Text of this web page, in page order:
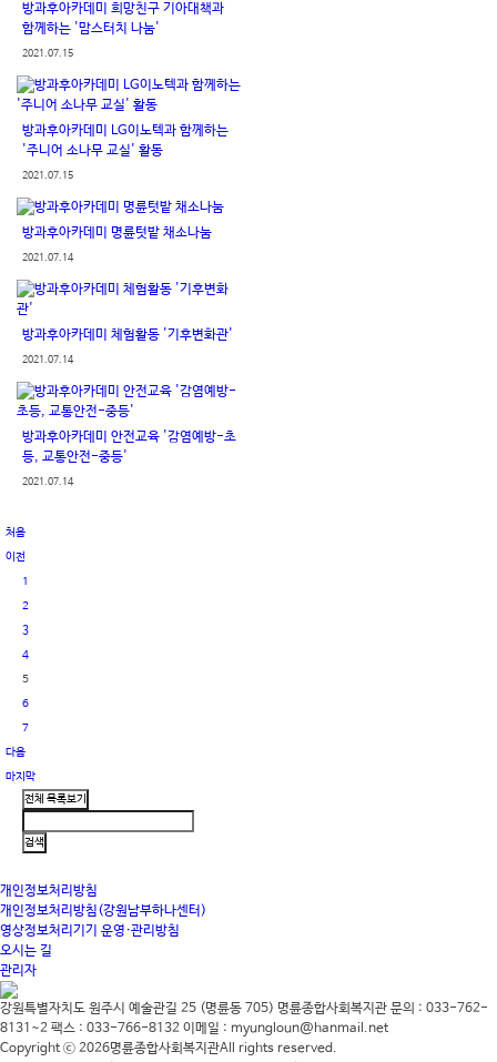
방과후아카데미 희망친구 기아대책과
함께하는 '맘스터치 나눔'
2021.07.15
방과후아카데미 LG이노텍과 함께하는
'주니어 소나무 교실' 활동
2021.07.15
방과후아카데미 명륜텃밭 채소나눔
2021.07.14
방과후아카데미 체험활동 '기후변화관'
2021.07.14
방과후아카데미 안전교육 '감염예방-초
등, 교통안전-중등'
2021.07.14
처음
이전
1
2
3
4
5
6
7
다음
마지막
개인정보처리방침
개인정보처리방침(강원남부하나센터)
영상정보처리기기 운영·관리방침
오시는 길
관리자
강원특별자치도 원주시 예술관길 25 (명륜동 705) 명륜종합사회복지관 문의 : 033-762-
8131~2 팩스 : 033-766-8132 이메일 : myungloun@hanmail.net
Copyright ⓒ 2026명륜종합사회복지관All rights reserved.